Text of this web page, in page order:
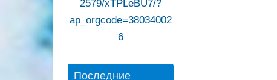
2579/xTPLeBU7/?
ap_orgcode=38034002
6
Последние